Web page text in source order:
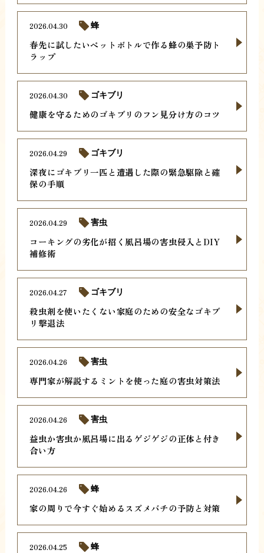
春先に試したいペットボトルで作る蜂の巣予防ト
ラップ
2026.04.30 蜂
健康を守るためのゴキブリのフン見分け方のコツ
2026.04.30 ゴキブリ
深夜にゴキブリ一匹と遭遇した際の緊急駆除と確
保の手順
2026.04.29 ゴキブリ
コーキングの劣化が招く風呂場の害虫侵入とDIY
補修術
2026.04.29 害虫
殺虫剤を使いたくない家庭のための安全なゴキブ
リ撃退法
2026.04.27 ゴキブリ
専門家が解説するミントを使った庭の害虫対策法
2026.04.26 害虫
益虫か害虫か風呂場に出るゲジゲジの正体と付き
合い方
2026.04.26 害虫
家の周りで今すぐ始めるスズメバチの予防と対策
2026.04.26 蜂
2026.04.25 蜂